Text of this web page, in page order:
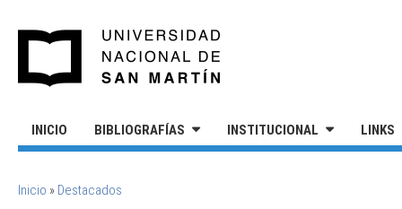
INICIO BIBLIOGRAFÍAS INSTITUCIONAL LINKS
SE ENCUENTRA USTED AQUÍ
Inicio » Destacados